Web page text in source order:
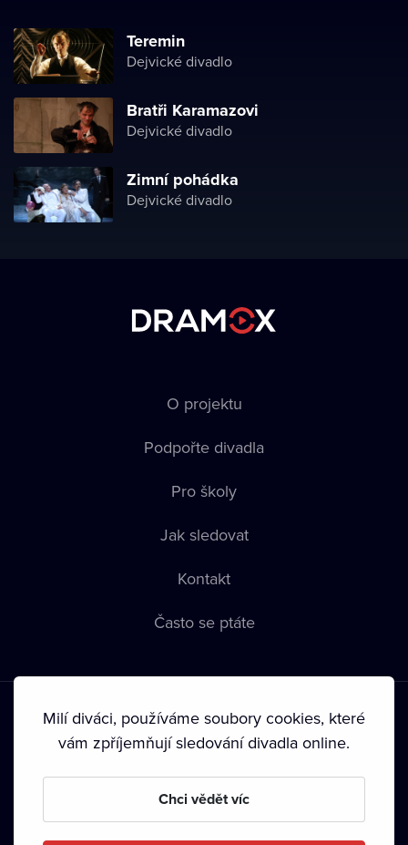
Teremin
Dejvické divadlo
Bratři Karamazovi
Dejvické divadlo
Zimní pohádka
Dejvické divadlo
O projektu
Podpořte divadla
Pro školy
Jak sledovat
Kontakt
Často se ptáte
Podmínky používání • Ochrana soukromí • Zásady používání
• Autorská práva•
Milí diváci, používáme soubory cookies, které
vám zpříjemňují sledování divadla online.
Chci vědět víc